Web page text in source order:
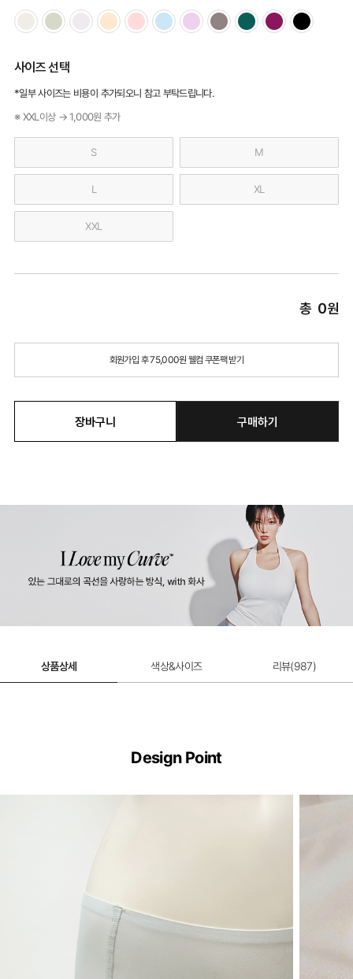
사이즈 선택
*일부 사이즈는 비용이 추가되오니 참고 부탁드립니다.
※ XXL이상 → 1,000원 추가
S M
L XL
XXL
총 0원
회원가입 후 75,000원 웰컴 쿠폰팩 받기
장바구니 구매하기
상품상세 색상&사이즈 리뷰(987)
Design Point